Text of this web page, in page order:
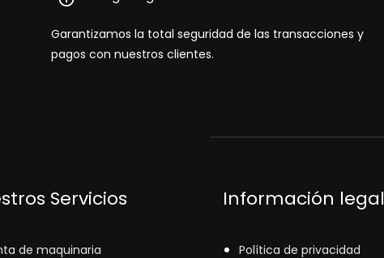
Garantizamos la total seguridad de las transacciones y
pagos con nuestros clientes.
Servicios
de maquinaria
Información legal
Política de privacidad